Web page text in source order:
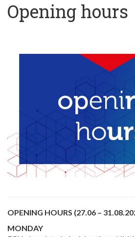
Opening hours
OPENING HOURS (27.06 –
MONDAY